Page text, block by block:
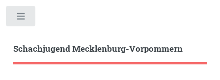
Schachjugend Mecklenburg-Vorpommern